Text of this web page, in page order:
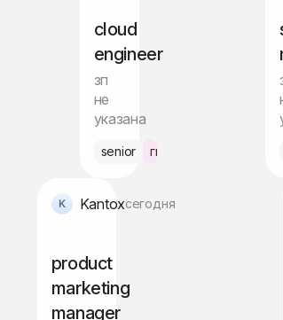
cloud
engineer
зп
не
указана
senior гибрид Лондон
Kantoxсегодня
product
marketing
manager